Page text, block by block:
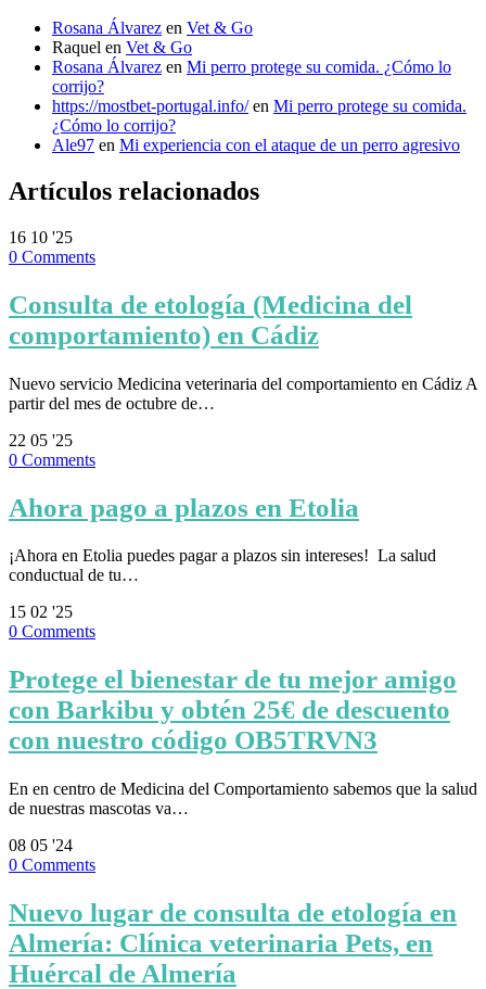
Rosana Álvarez en Vet & Go
Raquel en Vet & Go
Rosana Álvarez en Mi perro protege su comida. ¿Cómo lo
corrijo?
https://mostbet-portugal.info/en Mi perro protege su comida.
¿Cómo lo corrijo?
Ale97 en Mi experiencia con el ataque de un perro agresivo
Artículos relacionados
16 10 '25
0 Comments
Consulta de etología (Medicina del
comportamiento) en Cádiz
Nuevo servicio Medicina veterinaria del comportamiento en Cádiz A
partir del mes de octubre de…
22 05 '25
0 Comments
Ahora pago a plazos en Etolia
¡Ahora en Etolia puedes pagar a plazos sin intereses! ⁣ La salud
conductual de tu…
15 02 '25
0 Comments
Protege el bienestar de tu mejor amigo
con Barkibu y obtén 25€ de descuento
con nuestro código OB5TRVN3
En en centro de Medicina del Comportamiento sabemos que la salud
de nuestras mascotas va…
08 05 '24
0 Comments
Nuevo lugar de consulta de etología en
Almería: Clínica veterinaria Pets, en
Huércal de Almería